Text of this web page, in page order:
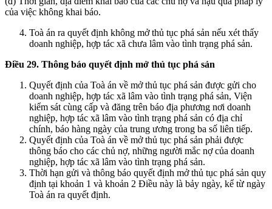
của việc không khai báo.
Toà án ra quyết định không mở thủ tục phá sản nếu xét thấy
doanh nghiệp, hợp tác xã chưa lâm vào tình trạng phá sản.
Điều 29. Thông báo quyết định mở thủ tục phá sản
Quyết định của Toà án về mở thủ tục phá sản được gửi cho
doanh nghiệp, hợp tác xã lâm vào tình trạng phá sản, Viện
kiểm sát cùng cấp và đăng trên báo địa phương nơi doanh
nghiệp, hợp tác xã lâm vào tình trạng phá sản có địa chỉ
chính, báo hàng ngày của trung ương trong ba số liên tiếp.
Quyết định của Toà án về mở thủ tục phá sản phải được
thông báo cho các chủ nợ, những người mắc nợ của doanh
nghiệp, hợp tác xã lâm vào tình trạng phá sản.
Thời hạn gửi và thông báo quyết định mở thủ tục phá sản quy
định tại khoản 1 và khoản 2 Điều này là bảy ngày, kể từ ngày
Toà án ra quyết định.